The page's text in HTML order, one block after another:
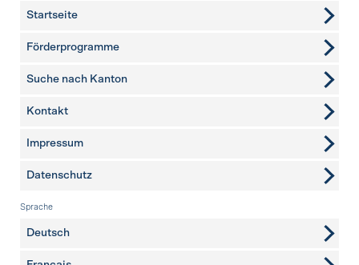
Startseite
Förderprogramme
Suche nach Kanton
weitere Seiten
Kontakt
Impressum
Datenschutz
Sprache
Deutsch